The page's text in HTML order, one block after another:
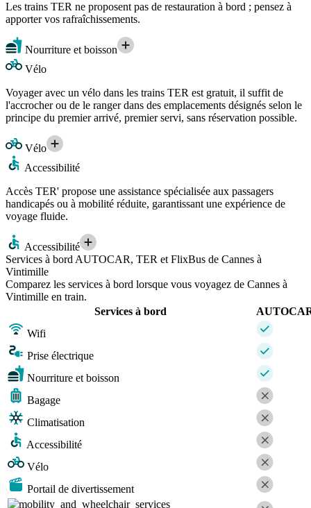
Les trains TER ne proposent pas de restauration à bord ; pensez à
apporter vos rafraîchissements.
Nourriture et boisson
Vélo
Voyager avec un vélo dans les trains TER est gratuit, il suffit de
l'accrocher ou de le ranger dans des emplacements désignés selon le
principe du premier arrivé, premier servi, sans réservation possible.
Vélo
Accessibilité
Accès TER' propose une assistance spécialisée aux passagers
handicapés ou à mobilité réduite, garantissant une expérience de
voyage fluide.
Accessibilité
Services à bord AUTOCAR, TER et FlixBus de Cannes à
Vintimille
Comparez les services à bord lorsque vous voyagez de Cannes à
Vintimille en train.
Services à bord
Wifi
Prise électrique
Nourriture et boisson
Bagage
Climatisation
Accessibilité
Vélo
Portail de divertissement